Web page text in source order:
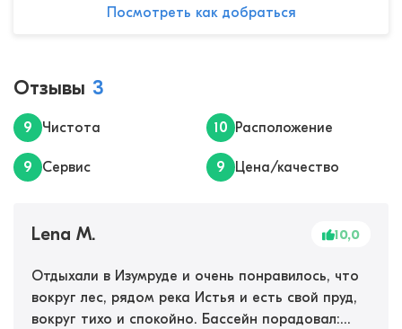
Посмотреть как добраться
Отзывы 3
9 Чистота 10 Расположение
9 Сервис 9 Цена/качество
Lena M. 10,0
Отдыхали в Изумруде и очень понравилось, что
вокруг лес, рядом река Истья и есть свой пруд,
вокруг тихо и спокойно. Бассейн порадовал: